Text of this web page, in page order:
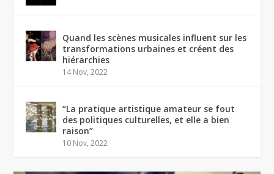
Quand les scènes musicales influent sur les
transformations urbaines et créent des
hiérarchies
14 Nov, 2022
“La pratique artistique amateur se fout
des politiques culturelles, et elle a bien
raison”
10 Nov, 2022